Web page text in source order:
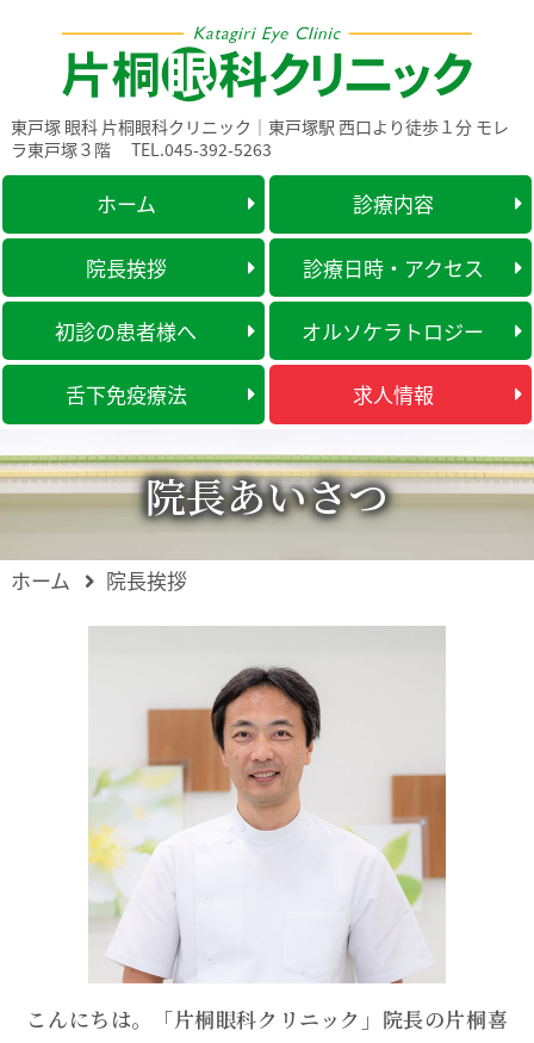
東戸塚 眼科 片桐眼科クリニック｜東戸塚駅 西口より徒歩１分 モレ
ラ東戸塚３階
TEL.045-392-5263
ホーム 診療内容
院長挨拶 診療日時・アクセス
初診の患者様へ オルソケラトロジー
舌下免疫療法 求人情報
院長あいさつ
ホーム 院長挨拶
こんにちは。「片桐眼科クリニック」院長の片桐喜